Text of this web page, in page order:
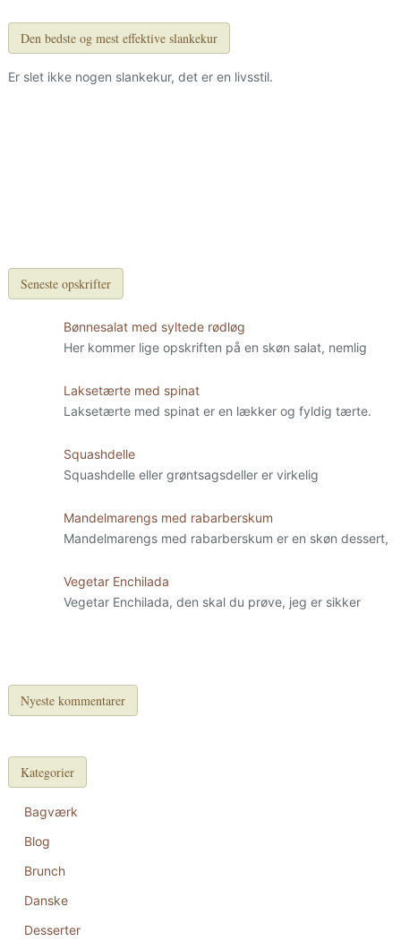
Den bedste og mest effektive slankekur
Er slet ikke nogen slankekur, det er en livsstil.
Seneste opskrifter
Bønnesalat med syltede rødløg
Her kommer lige opskriften på en skøn salat, nemlig
Laksetærte med spinat
Laksetærte med spinat er en lækker og fyldig tærte.
Squashdelle
Squashdelle eller grøntsagsdeller er virkelig
Mandelmarengs med rabarberskum
Mandelmarengs med rabarberskum er en skøn dessert,
Vegetar Enchilada
Vegetar Enchilada, den skal du prøve, jeg er sikker
Nyeste kommentarer
Kategorier
Bagværk
Blog
Brunch
Danske
Desserter